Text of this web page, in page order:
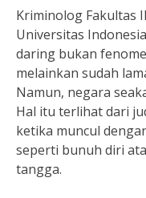
Kriminolog Fakultas
Universitas
daring bukan
melainkan sudah
Namun, negara
Hal itu terlihat dari
ketika muncul
seperti bunuh diri
tangga.